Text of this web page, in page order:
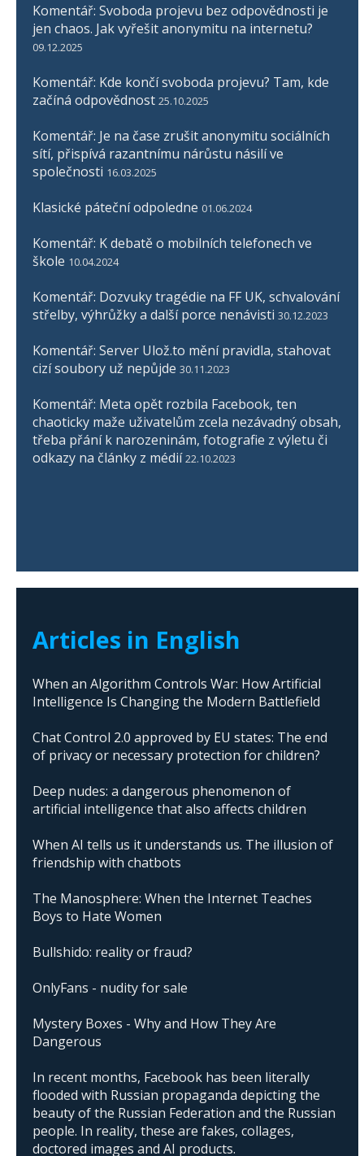
Komentář: Svoboda projevu bez odpovědnosti je
jen chaos. Jak vyřešit anonymitu na internetu?
09.12.2025
Komentář: Kde končí svoboda projevu? Tam, kde
začíná odpovědnost 25.10.2025
Komentář: Je na čase zrušit anonymitu sociálních
sítí, přispívá razantnímu nárůstu násilí ve
společnosti 16.03.2025
Klasické páteční odpoledne 01.06.2024
Komentář: K debatě o mobilních telefonech ve
škole 10.04.2024
Komentář: Dozvuky tragédie na FF UK, schvalování
střelby, výhrůžky a další porce nenávisti 30.12.2023
Komentář: Server Ulož.to mění pravidla, stahovat
cizí soubory už nepůjde 30.11.2023
Komentář: Meta opět rozbila Facebook, ten
chaoticky maže uživatelům zcela nezávadný obsah,
třeba přání k narozeninám, fotografie z výletu či
odkazy na články z médií 22.10.2023
Articles in English
When an Algorithm Controls War: How Artificial
Intelligence Is Changing the Modern Battlefield
Chat Control 2.0 approved by EU states: The end
of privacy or necessary protection for children?
Deep nudes: a dangerous phenomenon of
artificial intelligence that also affects children
When AI tells us it understands us. The illusion of
friendship with chatbots
The Manosphere: When the Internet Teaches
Boys to Hate Women
Bullshido: reality or fraud?
OnlyFans - nudity for sale
Mystery Boxes - Why and How They Are
Dangerous
In recent months, Facebook has been literally
flooded with Russian propaganda depicting the
beauty of the Russian Federation and the Russian
people. In reality, these are fakes, collages,
doctored images and AI products.